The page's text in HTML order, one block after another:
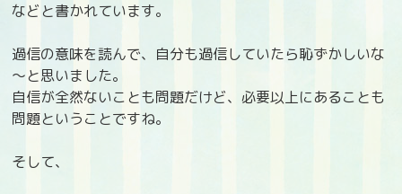
などと書かれています。
過信の意味を読んで、自分も過信していたら恥ずかしいな
～と思いました。
自信が全然ないことも問題だけど、必要以上にあることも
問題ということですね。
そして、